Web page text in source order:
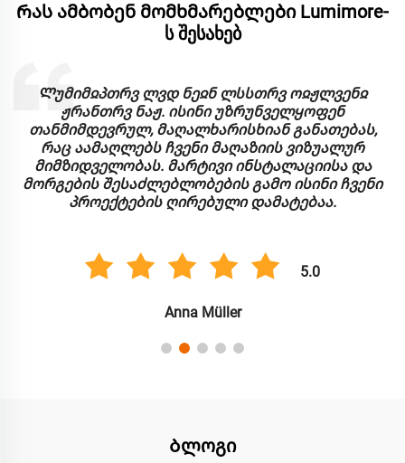
Რას ამბობენ მომხმარებლები Lumimore-
ს შესახებ
Ჟოპაგწ ჟ ლამჲპვრ ვ ბთლა ეჲბპვ ჲჟრთევნ. მათი
LED ნეონის ნათურები გამძლეა და შესანიშნავი
სიკაშკაშის საშუალებაა. ჩვენ ვაფასებთ
ადაპტაციურობას და მარტივ გამოყენებას, რამაც
გაამარტივა ჩვენი ინსტალაციის პროცესი მრავალ
კომერციული პროგრამებისთვის.
Ბლოგი